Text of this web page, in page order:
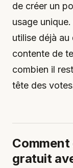
de créer un
usage
utilise déjà
contente de
combien il
tête des
gratuit